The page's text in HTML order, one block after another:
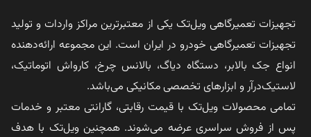
تجهیزات تعمیرگاهی ویل‌تک یکی از معتبرترین مراکز واردات و تولید
تجهیزات تعمیرگاهی خودرو در ایران است. این مجموعه ارائه‌دهنده
انواع جک بالابر، دستگاه دیاگ، بالانس چرخ، کارواش اتوماتیک،
لاستیک‌درآر و ابزارهای تخصصی مکانیکی می‌باشد.
تمامی محصولات ویل‌تک با قیمت رقابتی، گارانتی معتبر و خدمات
پس از فروش سراسری عرضه می‌شوند. همچنین ویل‌تک با هدف